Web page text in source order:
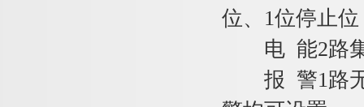
位、1位停止位
电 能2路集
报 警1路无